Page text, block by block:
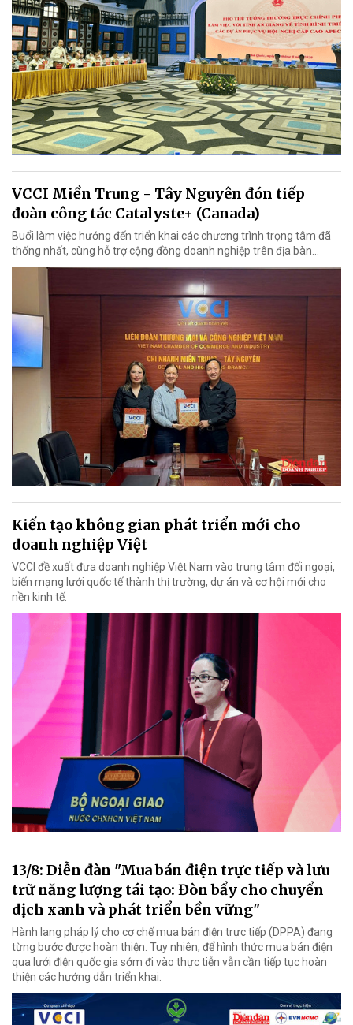
VCCI Miền Trung - Tây Nguyên đón tiếp
đoàn công tác Catalyste+ (Canada)
Buổi làm việc hướng đến triển khai các chương trình trọng tâm đã
thống nhất, cùng hỗ trợ cộng đồng doanh nghiệp trên địa bàn...
Kiến tạo không gian phát triển mới cho
doanh nghiệp Việt
VCCI đề xuất đưa doanh nghiệp Việt Nam vào trung tâm đối ngoại,
biến mạng lưới quốc tế thành thị trường, dự án và cơ hội mới cho
nền kinh tế.
13/8: Diễn đàn "Mua bán điện trực tiếp và lưu
trữ năng lượng tái tạo: Đòn bẩy cho chuyển
dịch xanh và phát triển bền vững"
Hành lang pháp lý cho cơ chế mua bán điện trực tiếp (DPPA) đang
từng bước được hoàn thiện. Tuy nhiên, để hình thức mua bán điện
qua lưới điện quốc gia sớm đi vào thực tiễn vẫn cần tiếp tục hoàn
thiện các hướng dẫn triển khai.